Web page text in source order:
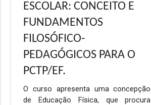
ESCOLAR: CONCEITO E
FUNDAMENTOS
FILOSÓFICO-
PEDAGÓGICOS PARA O
PCTP/EF.
O curso apresenta uma concepção
de Educação Física, que procura